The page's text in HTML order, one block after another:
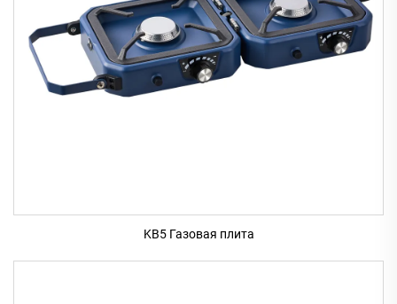
KB5 Газовая плита